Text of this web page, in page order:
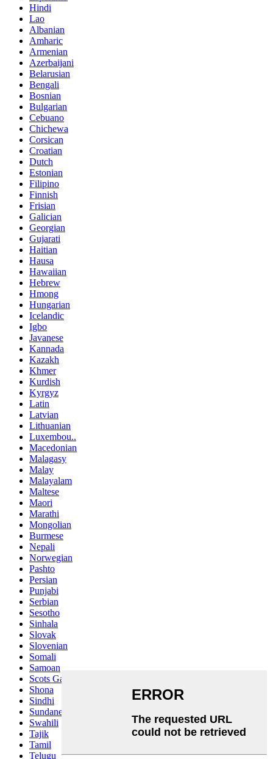
Hindi
Lao
Albanian
Amharic
Armenian
Azerbaijani
Belarusian
Bengali
Bosnian
Bulgarian
Cebuano
Chichewa
Corsican
Croatian
Dutch
Estonian
Filipino
Finnish
Frisian
Galician
Georgian
Gujarati
Haitian
Hausa
Hawaiian
Hebrew
Hmong
Hungarian
Icelandic
Igbo
Javanese
Kannada
Kazakh
Khmer
Kurdish
Kyrgyz
Latin
Latvian
Lithuanian
Luxembou..
Macedonian
Malagasy
Malay
Malayalam
Maltese
Maori
Marathi
Mongolian
Burmese
Nepali
Norwegian
Pashto
Persian
Punjabi
Serbian
Sesotho
Sinhala
Slovak
Slovenian
Somali
Samoan
Scots Gaelic
Shona
Sindhi
Sundanese
Swahili
Tajik
Tamil
Telugu